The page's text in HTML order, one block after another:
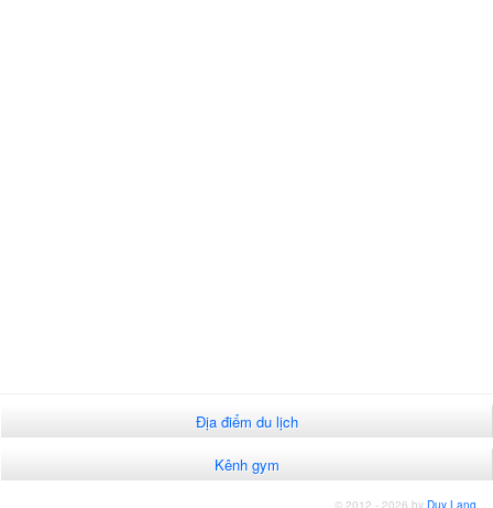
Địa điểm du lịch
Kênh gym
© 2012 - 2026 by Duy Lang